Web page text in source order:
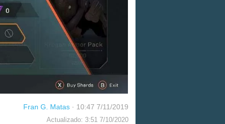
Fran G. Matas · 10:47 7/11/2019
Actualizado: 3:51 7/10/2020